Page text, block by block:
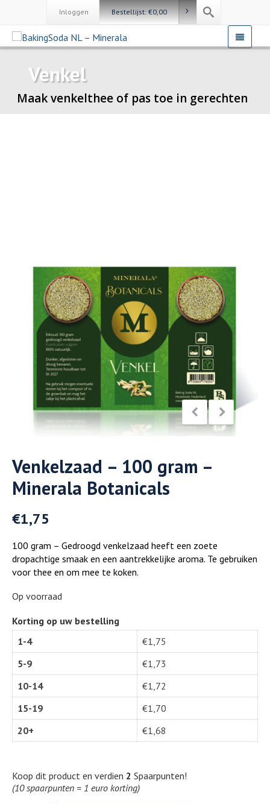
Inloggen Bestellijst:€0,00
Venkel
Maak venkelthee of pas toe in gerechten
Venkelzaad – 100 gram –
Minerala Botanicals
€1,75
100 gram – Gedroogd venkelzaad heeft een zoete
dropachtige smaak en een aantrekkelijke aroma. Te gebruiken
voor thee en om mee te koken.
Op voorraad
Korting op uw bestelling
1-4
€1,75
5-9
€1,73
10-14
€1,72
15-19
€1,70
20+
€1,68
Koop dit product en verdien 2 Spaarpunten!
(10 spaarpunten = 1 euro korting)